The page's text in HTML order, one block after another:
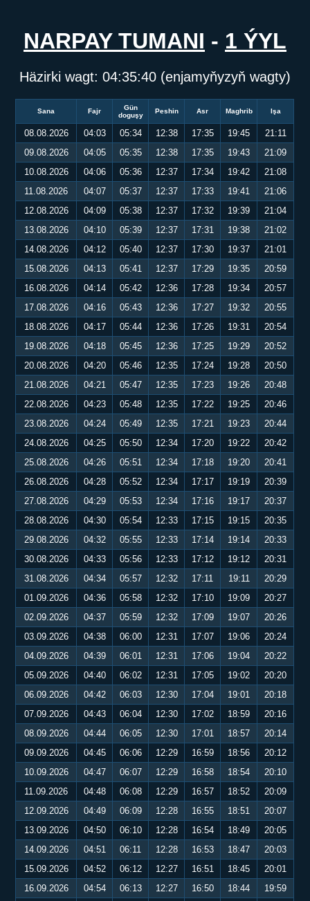
NARPAY TUMANI - 1 ÝYL
Häzirki wagt: 04:35:41 (enjamyňyzyň wagty)
Sana Fajr
Gün
doguşy
Peshin Asr Maghrib Işa
08.08.2026 04:03 05:34 12:38 17:35 19:45
21:11
09.08.2026
04:05 05:35 12:38 17:35 19:43
21:09
10.08.2026
04:06 05:36 12:37 17:34 19:42
21:08
11.08.2026
04:07 05:37 12:37 17:33 19:41
21:06
12.08.2026
04:09 05:38 12:37 17:32 19:39
21:04
13.08.2026
04:10 05:39 12:37 17:31 19:38
21:02
14.08.2026
04:12 05:40 12:37 17:30 19:37
21:01
15.08.2026
04:13 05:41 12:37 17:29 19:35
20:59
16.08.2026
04:14 05:42 12:36 17:28 19:34
20:57
17.08.2026
04:16 05:43 12:36 17:27 19:32
20:55
18.08.2026
04:17 05:44 12:36 17:26 19:31
20:54
19.08.2026
04:18 05:45 12:36 17:25 19:29
20:52
20.08.2026
04:20 05:46 12:35 17:24 19:28
20:50
21.08.2026
04:21 05:47 12:35 17:23 19:26
20:48
22.08.2026
04:23 05:48 12:35 17:22 19:25
20:46
23.08.2026
04:24 05:49 12:35 17:21 19:23
20:44
24.08.2026
04:25 05:50 12:34 17:20 19:22
20:42
25.08.2026
04:26 05:51 12:34 17:18 19:20
20:41
26.08.2026
04:28 05:52 12:34 17:17 19:19
20:39
27.08.2026
04:29 05:53 12:34 17:16 19:17
20:37
28.08.2026
04:30 05:54 12:33 17:15 19:15
20:35
29.08.2026
04:32 05:55 12:33 17:14 19:14
20:33
30.08.2026
04:33 05:56 12:33 17:12 19:12
20:31
31.08.2026
04:34 05:57 12:32 17:11 19:11
20:29
01.09.2026
04:36 05:58 12:32 17:10 19:09
20:27
02.09.2026
04:37 05:59 12:32 17:09 19:07
20:26
03.09.2026
04:38 06:00 12:31 17:07 19:06
20:24
04.09.2026
04:39 06:01 12:31 17:06 19:04
20:22
05.09.2026
04:40 06:02 12:31 17:05 19:02
20:20
06.09.2026
04:42 06:03 12:30 17:04 19:01
20:18
07.09.2026
04:43 06:04 12:30 17:02 18:59
20:16
08.09.2026
04:44 06:05 12:30 17:01 18:57
20:14
09.09.2026
04:45 06:06 12:29 16:59 18:56
20:12
10.09.2026
04:47 06:07 12:29 16:58 18:54
20:10
11.09.2026
04:48 06:08 12:29 16:57 18:52
20:09
12.09.2026
04:49 06:09 12:28 16:55 18:51
20:07
13.09.2026
04:50 06:10 12:28 16:54 18:49
20:05
14.09.2026
04:51 06:11 12:28 16:53 18:47
20:03
15.09.2026
04:52 06:12 12:27 16:51 18:45
20:01
16.09.2026
04:54 06:13 12:27 16:50 18:44
19:59